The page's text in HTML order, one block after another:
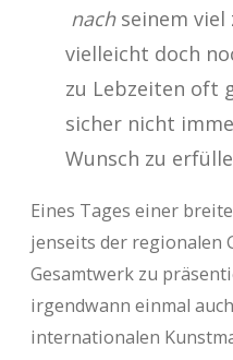
nachseinem viel
vielleicht doch
zu Lebzeiten oft
sicher nicht
Wunsch zu
Eines Tages einer
jenseits der regionalen
Gesamtwerk zu
irgendwann einmal
internationalen